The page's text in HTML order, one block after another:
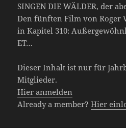
SINGEN DIE WÄLDER, der
Den fünften Film von Roger
in Kapitel 310:
ET…
Dieser Inhalt ist nur für
Mitglieder.
Hier anmelden
Already a member?Hier